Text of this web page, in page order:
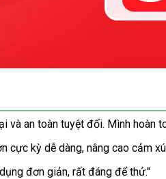
và an toàn tuyệt đối. Mình hoàn
cực kỳ dễ dàng, nâng cao cảm
đơn giản, rất đáng để thử."